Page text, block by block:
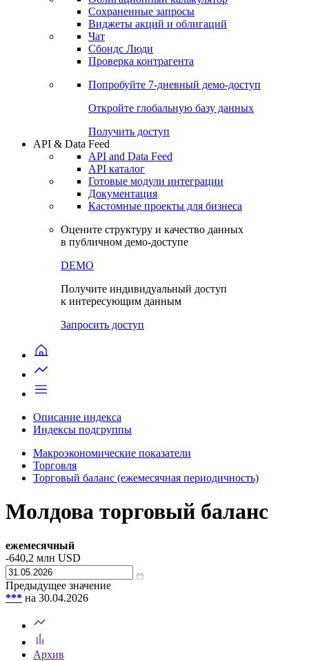
Сохраненные запросы
Виджеты акций и облигаций
Чат
Сбондс Люди
Проверка контрагента
Попробуйте 7-дневный демо-доступ
Откройте глобальную базу данных
Получить доступ
API & Data Feed
API and Data Feed
API каталог
Готовые модули интеграции
Документация
Кастомные проекты для бизнеса
Оцените структуру и качество данных
в публичном демо-доступе
DEMO
Получите индивидуальный доступ
к интересующим данным
Запросить доступ
Описание индекса
Индексы подгруппы
Макроэкономические показатели
Торговля
Торговый баланс (ежемесячная периодичность)
Молдова торговый баланс
ежемесячный
-640,2 млн USD
Предыдущее значение
*** на 30.04.2026
Архив